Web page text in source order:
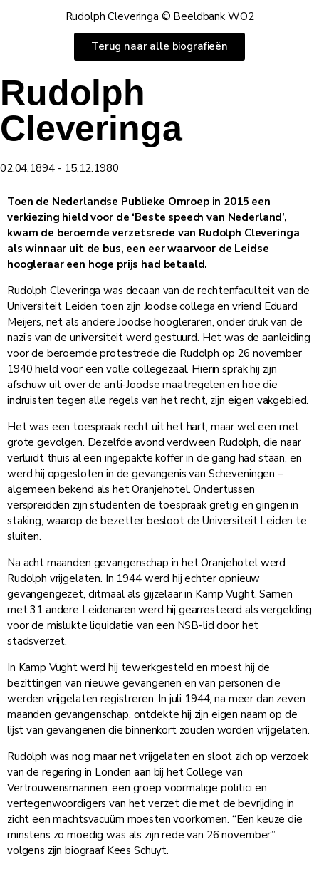
Terug naar alle biografieën
Rudolph
Cleveringa
02.04.1894 - 15.12.1980
Rudolph Cleveringa © Beeldbank WO2
Toen de Nederlandse Publieke Omroep in 2015 een
verkiezing hield voor de ‘Beste speech van Nederland’,
kwam de beroemde verzetsrede van Rudolph Cleveringa
als winnaar uit de bus, een eer waarvoor de Leidse
hoogleraar een hoge prijs had betaald.
Rudolph Cleveringa was decaan van de rechtenfaculteit van de
Universiteit Leiden toen zijn Joodse collega en vriend Eduard
Meijers, net als andere Joodse hoogleraren, onder druk van de
nazi’s van de universiteit werd gestuurd. Het was de aanleiding
voor de beroemde protestrede die Rudolph op 26 november
1940 hield voor een volle collegezaal. Hierin sprak hij zijn
afschuw uit over de anti-Joodse maatregelen en hoe die
indruisten tegen alle regels van het recht, zijn eigen vakgebied.
Het was een toespraak recht uit het hart, maar wel een met
grote gevolgen. Dezelfde avond verdween Rudolph, die naar
verluidt thuis al een ingepakte koffer in de gang had staan, en
werd hij opgesloten in de gevangenis van Scheveningen –
algemeen bekend als het Oranjehotel. Ondertussen
verspreidden zijn studenten de toespraak gretig en gingen in
staking, waarop de bezetter besloot de Universiteit Leiden te
sluiten.
Na acht maanden gevangenschap in het Oranjehotel werd
Rudolph vrijgelaten. In 1944 werd hij echter opnieuw
gevangengezet, ditmaal als gijzelaar in Kamp Vught. Samen
met 31 andere Leidenaren werd hij gearresteerd als vergelding
voor de mislukte liquidatie van een NSB-lid door het
stadsverzet.
In Kamp Vught werd hij tewerkgesteld en moest hij de
bezittingen van nieuwe gevangenen en van personen die
werden vrijgelaten registreren. In juli 1944, na meer dan zeven
maanden gevangenschap, ontdekte hij zijn eigen naam op de
lijst van gevangenen die binnenkort zouden worden vrijgelaten.
Rudolph was nog maar net vrijgelaten en sloot zich op verzoek
van de regering in Londen aan bij het College van
Vertrouwensmannen, een groep voormalige politici en
vertegenwoordigers van het verzet die met de bevrijding in
zicht een machtsvacuüm moesten voorkomen. “Een keuze die
minstens zo moedig was als zijn rede van 26 november”
volgens zijn biograaf Kees Schuyt.